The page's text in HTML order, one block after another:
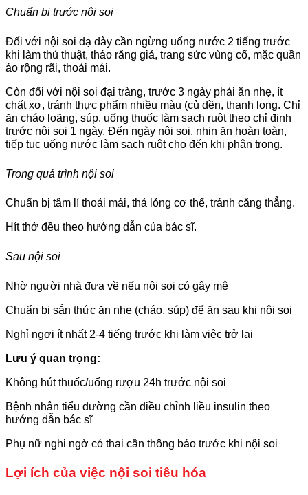
Chuẩn bị trước nội soi
Đối với nội soi dạ dày cần ngừng uống nước 2 tiếng trước
khi làm thủ thuật, tháo răng giả, trang sức vùng cổ, mặc quần
áo rộng rãi, thoải mái.
Còn đối với nội soi đại tràng, trước 3 ngày phải ăn nhẹ, ít
chất xơ, tránh thực phẩm nhiều màu (củ dền, thanh long. Chỉ
ăn cháo loãng, súp, uống thuốc làm sạch ruột theo chỉ định
trước nội soi 1 ngày. Đến ngày nội soi, nhịn ăn hoàn toàn,
tiếp tục uống nước làm sạch ruột cho đến khi phân trong.
Trong quá trình nội soi
Chuẩn bị tâm lí thoải mái, thả lỏng cơ thế, tránh căng thẳng.
Hít thở đều theo hướng dẫn của bác sĩ.
Sau nội soi
Nhờ người nhà đưa về nếu nội soi có gây mê
Chuẩn bị sẵn thức ăn nhẹ (cháo, súp) để ăn sau khi nội soi
Nghỉ ngơi ít nhất 2-4 tiếng trước khi làm việc trở lại
Lưu ý quan trọng:
Không hút thuốc/uống rượu 24h trước nội soi
Bệnh nhân tiểu đường cần điều chỉnh liều insulin theo
hướng dẫn bác sĩ
Phụ nữ nghi ngờ có thai cần thông báo trước khi nội soi
Lợi ích của việc nội soi tiêu hóa